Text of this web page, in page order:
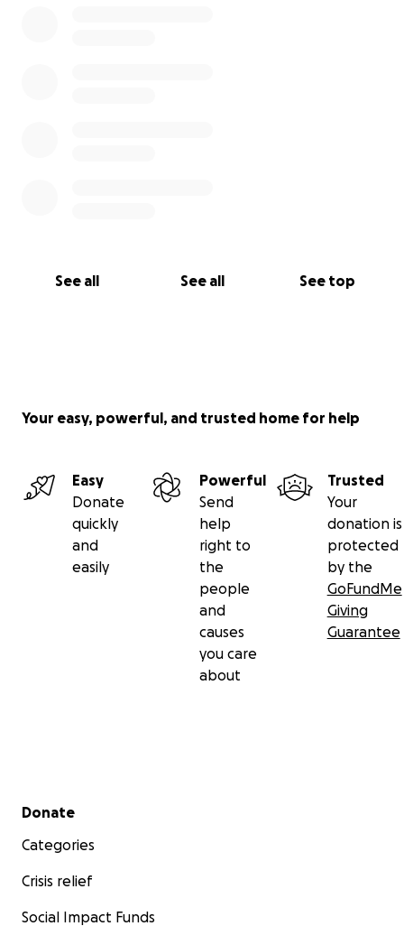
See all See all See top
Your easy, powerful, and trusted home for help
Easy
Donate
quickly
and
easily
Powerful
Send
help
right to
the
people
and
causes
you care
about
Trusted
Your
donation is
protected
by the
GoFundMe
Giving
Guarantee
Secondary menu
Donate
Categories
Crisis relief
Social Impact Funds